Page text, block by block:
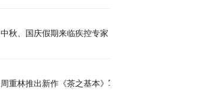
中秋、国庆假期来临疾控专家：切勿放松个人防护
周重林推出新作《茶之基本》写书历时15年